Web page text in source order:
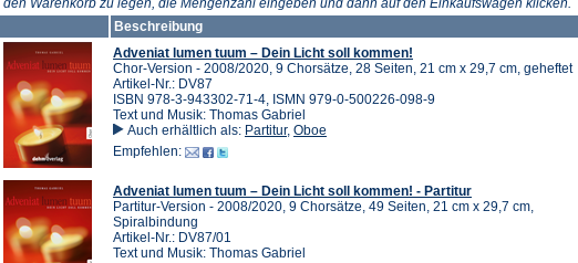
den Warenkorb zu legen, die Mengenzahl eingeben und dann auf den Einkaufswagen klicken.
Beschreibung
Adveniat lumen tuum – Dein Licht soll kommen!
Chor-Version - 2008/2020, 9 Chorsätze, 28 Seiten, 21 cm x 29,7 cm, geheftet
Artikel-Nr.: DV87
ISBN 978-3-943302-71-4, ISMN 979-0-500226-098-9
Text und Musik: Thomas Gabriel
Auch erhältlich als: Partitur, Oboe
Empfehlen:
Adveniat lumen tuum – Dein Licht soll kommen! - Partitur
Partitur-Version - 2008/2020, 9 Chorsätze, 49 Seiten, 21 cm x 29,7 cm,
Spiralbindung
Artikel-Nr.: DV87/01
Text und Musik: Thomas Gabriel